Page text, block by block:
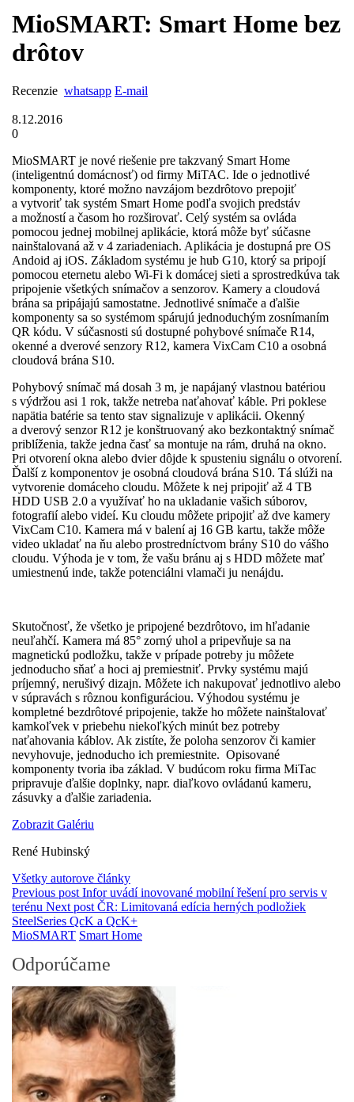
MioSMART: Smart Home bez
drôtov
Recenzie whatsapp E-mail
8.12.2016
0
MioSMART je nové riešenie pre takzvaný Smart Home
(inteligentnú domácnosť) od firmy MiTAC. Ide o jednotlivé
komponenty, ktoré možno navzájom bezdrôtovo prepojiť
a vytvoriť tak systém Smart Home podľa svojich predstáv
a možností a časom ho rozširovať. Celý systém sa ovláda
pomocou jednej mobilnej aplikácie, ktorá môže byť súčasne
nainštalovaná až v 4 zariadeniach. Aplikácia je dostupná pre OS
Andoid aj iOS. Základom systému je hub G10, ktorý sa pripojí
pomocou eternetu alebo Wi-Fi k domácej sieti a sprostredkúva tak
pripojenie všetkých snímačov a senzorov. Kamery a cloudová
brána sa pripájajú samostatne. Jednotlivé snímače a ďalšie
komponenty sa so systémom spárujú jednoduchým zosnímaním
QR kódu. V súčasnosti sú dostupné pohybové snímače R14,
okenné a dverové senzory R12, kamera VixCam C10 a osobná
cloudová brána S10.
Pohybový snímač má dosah 3 m, je napájaný vlastnou batériou
s výdržou asi 1 rok, takže netreba naťahovať káble. Pri poklese
napätia batérie sa tento stav signalizuje v aplikácii. Okenný
a dverový senzor R12 je konštruovaný ako bezkontaktný snímač
priblíženia, takže jedna časť sa montuje na rám, druhá na okno.
Pri otvorení okna alebo dvier dôjde k spusteniu signálu o otvorení.
Ďalší z komponentov je osobná cloudová brána S10. Tá slúži na
vytvorenie domáceho cloudu. Môžete k nej pripojiť až 4 TB
HDD USB 2.0 a využívať ho na ukladanie vašich súborov,
fotografií alebo videí. Ku cloudu môžete pripojiť až dve kamery
VixCam C10. Kamera má v balení aj 16 GB kartu, takže môže
video ukladať na ňu alebo prostredníctvom brány S10 do vášho
cloudu. Výhoda je v tom, že vašu bránu aj s HDD môžete mať
umiestnenú inde, takže potenciálni vlamači ju nenájdu.
Skutočnosť, že všetko je pripojené bezdrôtovo, im hľadanie
neuľahčí. Kamera má 85° zorný uhol a pripevňuje sa na
magnetickú podložku, takže v prípade potreby ju môžete
jednoducho sňať a hoci aj premiestniť. Prvky systému majú
príjemný, nerušivý dizajn. Môžete ich nakupovať jednotlivo alebo
v súpravách s rôznou konfiguráciou. Výhodou systému je
kompletné bezdrôtové pripojenie, takže ho môžete nainštalovať
kamkoľvek v priebehu niekoľkých minút bez potreby
naťahovania káblov. Ak zistíte, že poloha senzorov či kamier
nevyhovuje, jednoducho ich premiestnite. Opisované
komponenty tvoria iba základ. V budúcom roku firma MiTac
pripravuje ďalšie doplnky, napr. diaľkovo ovládanú kameru,
zásuvky a ďalšie zariadenia.
Zobrazit Galériu
René Hubinský
Všetky autorove články
Previous post Infor uvádí inovované mobilní řešení pro servis v
terénu Next post ČR: Limitovaná edícia herných podložiek
SteelSeries QcK a QcK+
MioSMART Smart Home
Odporúčame